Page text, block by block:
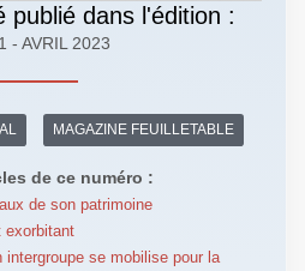
publié dans l'édition :
- AVRIL 2023
MAGAZINE FEUILLETABLE
de ce numéro :
de son patrimoine
exorbitant
intergroupe se mobilise pour la